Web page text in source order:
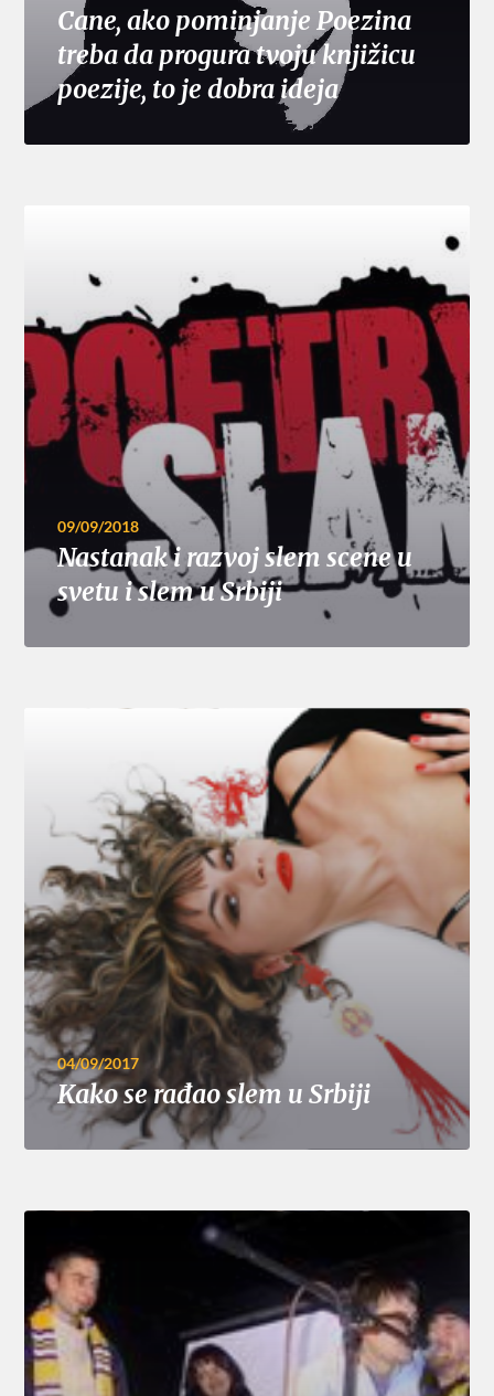
Cane, ako pominjanje Poezina
treba da progura tvoju knjižicu
poezije, to je dobra ideja
09/09/2018
Nastanak i razvoj slem scene u
svetu i slem u Srbiji
04/09/2017
Kako se rađao slem u Srbiji